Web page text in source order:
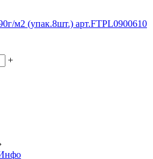
м2 (упак.8шт.) арт.FTPL0900610
+